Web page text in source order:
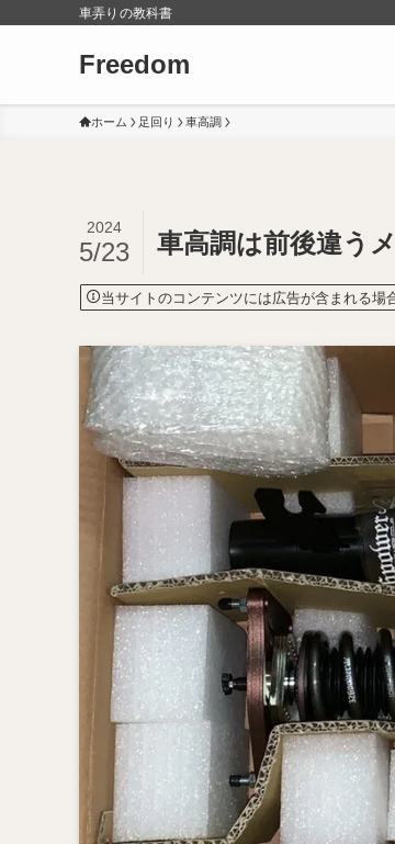
車弄りの教科書
Freedom
ホーム 足回り 車高調
車高調は前後違う
2024
5/23
当サイトのコンテンツには広告が含まれる場